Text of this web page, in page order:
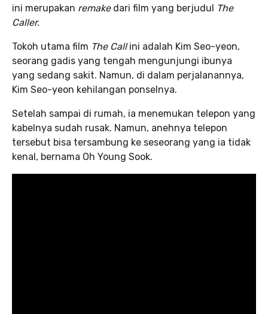
ini merupakan remakedari film yang berjudul The
Caller.
Tokoh utama film The Callini adalah Kim Seo-yeon,
seorang gadis yang tengah mengunjungi ibunya
yang sedang sakit. Namun, di dalam perjalanannya,
Kim Seo-yeon kehilangan ponselnya.
Setelah sampai di rumah, ia menemukan telepon yang
kabelnya sudah rusak. Namun, anehnya telepon
tersebut bisa tersambung ke seseorang yang ia tidak
kenal, bernama Oh Young Sook.